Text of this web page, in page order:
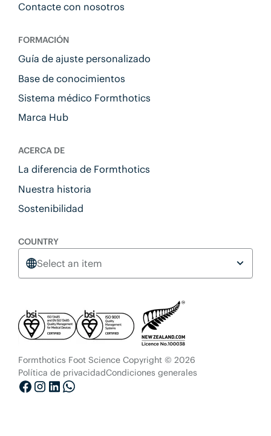
Contacte con nosotros
FORMACIÓN
Guía de ajuste personalizado
Base de conocimientos
Sistema médico Formthotics
Marca Hub
ACERCA DE
La diferencia de Formthotics
Nuestra historia
Sostenibilidad
COUNTRY
Select an item
Formthotics Foot Science Copyright © 2026
Política de privacidadCondiciones generales